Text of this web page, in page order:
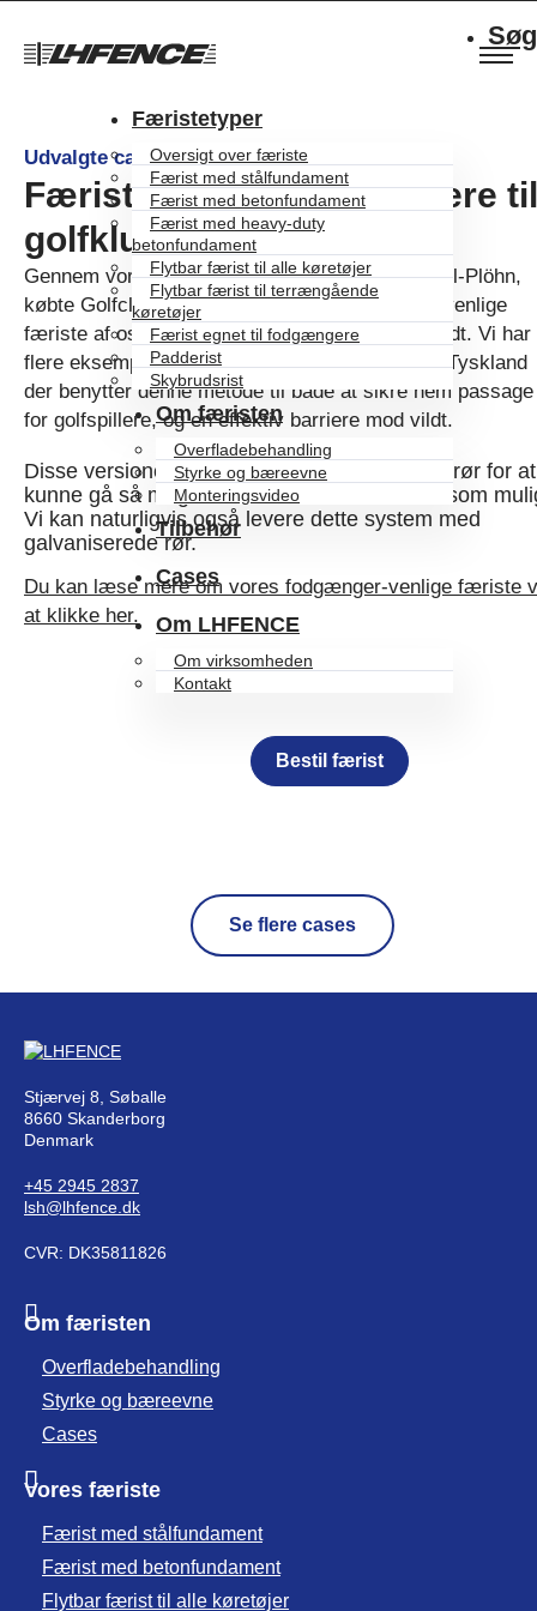
Færistetyper
Oversigt over færiste
Færist med stålfundament
Færist med betonfundament
Færist med heavy-duty
betonfundament
Flytbar færist til alle køretøjer
Flytbar færist til terrængående
køretøjer
Færist egnet til fodgængere
Padderist
Skybrudsrist
Om færisten
Overfladebehandling
Styrke og bæreevne
Monteringsvideo
Tilbehør
Cases
Om LHFENCE
Om virksomheden
Kontakt
Søg
Bestil færist
Udvalgte cases
Færist egnet til fodgængere til
golfklub i Hamborg
Gennem vores forhandler og entreprenør Rüchel-Plöhn,
købte Golfclub Hamburg-Holm flere fodgængervenlige
færiste af os for at sikre deres golfbane mod vildt. Vi har
flere eksempler på golfbaner i både Sverige og Tyskland
der benytter denne metode til både at sikre nem passage
for golfspillere, og en effektiv barriere mod vildt.
Disse versioner er leveret med ubehandlede rør for at
kunne gå så meget i med naturen i området som
Vi kan naturligvis også levere dette system med
galvaniserede rør.
Du kan læse mere om vores fodgænger-venlige færiste
at klikke her.
Se flere cases
Stjærvej 8, Søballe
8660 Skanderborg
Denmark
+45 2945 2837
lsh@lhfence.dk
CVR: DK35811826
Om færisten
Overfladebehandling
Styrke og bæreevne
Cases
Vores færiste
Færist med stålfundament
Færist med betonfundament
Flytbar færist til alle køretøjer